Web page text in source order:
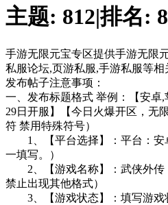
主题: 812|排名: 8
手游无限元宝专区提供手游无限
私服论坛,页游私服,手游私服等相
发布帖子注意事项：
一、发布标题格式 举例：【安卓
29日开服】【今日火爆开区，无
符 禁用特殊符号）
1、【平台选择】：平台：安
一填写。）
2、【游戏名称】：武侠外传
禁止出现其他格式）
3、【游戏状态】：填写游戏